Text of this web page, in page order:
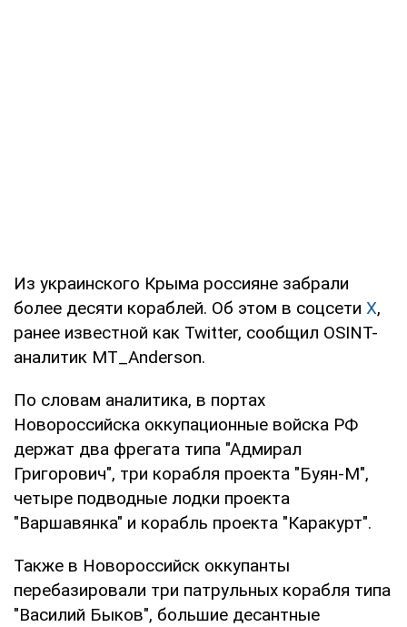
Из украинского Крыма россияне забрали
более десяти кораблей. Об этом в соцсети X,
ранее известной как Twitter, сообщил OSINT-
аналитик MT_Anderson.
По словам аналитика, в портах
Новороссийска оккупационные войска РФ
держат два фрегата типа "Адмирал
Григорович", три корабля проекта "Буян-М",
четыре подводные лодки проекта
"Варшавянка" и корабль проекта "Каракурт".
Также в Новороссийск оккупанты
перебазировали три патрульных корабля типа
"Василий Быков", большие десантные